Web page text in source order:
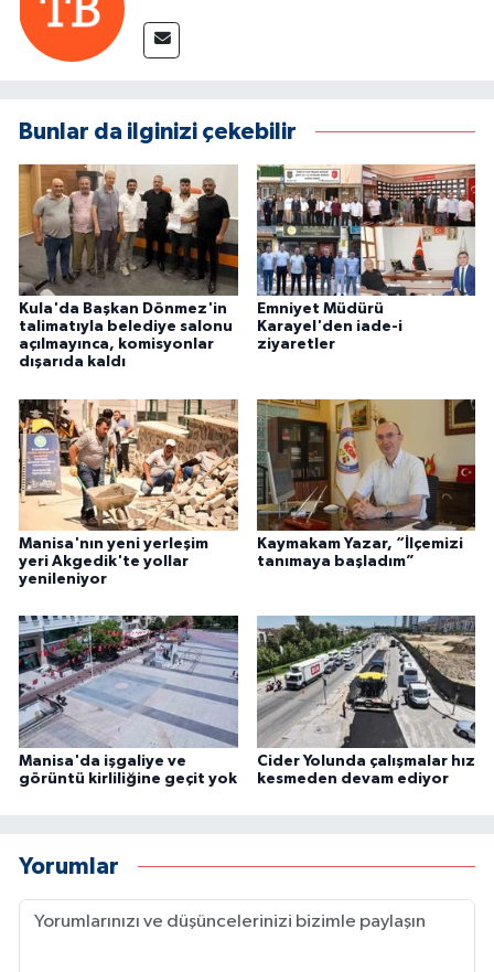
Bunlar da ilginizi çekebilir
Kula'da Başkan Dönmez'in
talimatıyla belediye salonu
açılmayınca, komisyonlar
dışarıda kaldı
Emniyet Müdürü
Karayel'den iade-i
ziyaretler
Manisa'nın yeni yerleşim
yeri Akgedik'te yollar
yenileniyor
Kaymakam Yazar, “İlçemizi
tanımaya başladım”
Manisa'da işgaliye ve
görüntü kirliliğine geçit yok
Cider Yolunda çalışmalar hız
kesmeden devam ediyor
Yorumlar